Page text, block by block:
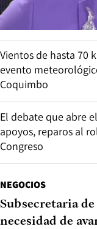
Vientos de hasta 70
evento
Coquimbo
El debate que abre
apoyos, reparos al
Congreso
NEGOCIOS
Subsecretaria
necesidad de